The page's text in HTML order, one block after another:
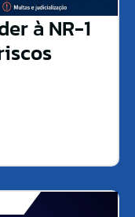
à NR-1